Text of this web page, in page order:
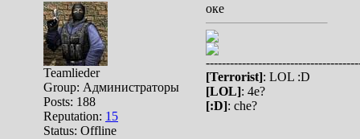
Teamlieder
Group: Администраторы
Posts: 188
Reputation: 15
Status: Offline
оке
[Terrorist]: LOL :D
[LOL]: 4e?
[:D]: che?